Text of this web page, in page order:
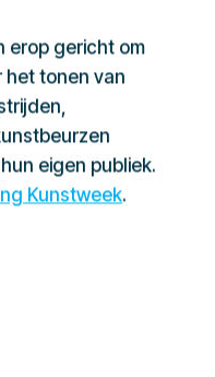
erop gericht om
het tonen van
eigen publiek.
Kunstweek.